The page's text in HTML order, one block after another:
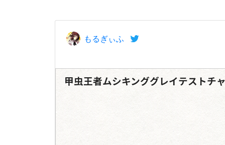
もるぎぃふ
甲虫王者ムシキンググレイテストチ